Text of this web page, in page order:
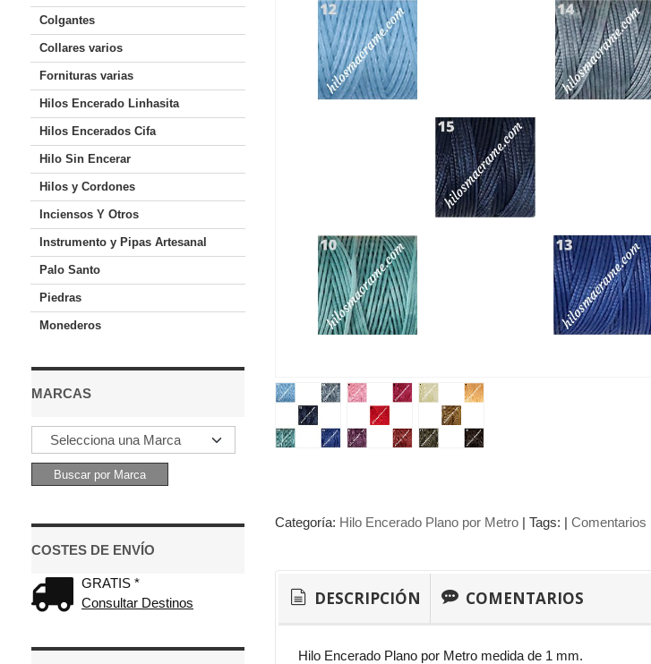
Colgantes
Collares varios
Fornituras varias
Hilos Encerado Linhasita
Hilos Encerados Cifa
Hilo Sin Encerar
Hilos y Cordones
Inciensos Y Otros
Instrumento y Pipas Artesanal
Palo Santo
Piedras
Monederos
MARCAS
COSTES DE ENVÍO
GRATIS *
Consultar Destinos
Categoría: Hilo Encerado Plano por Metro| Tags: | Comentarios
DESCRIPCIÓN COMENTARIOS
Hilo Encerado Plano por Metro medida de 1 mm.